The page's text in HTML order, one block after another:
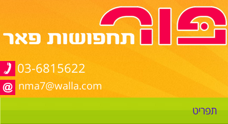
03-6815622
nma7@walla.com
תפריט